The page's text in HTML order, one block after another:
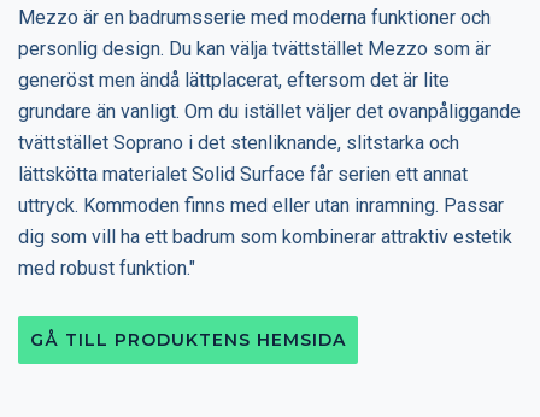
Mezzo är en badrumsserie med moderna funktioner och
personlig design. Du kan välja tvättstället Mezzo som är
generöst men ändå lättplacerat, eftersom det är lite
grundare än vanligt. Om du istället väljer det ovanpåliggande
tvättstället Soprano i det stenliknande, slitstarka och
lättskötta materialet Solid Surface får serien ett annat
uttryck. Kommoden finns med eller utan inramning. Passar
dig som vill ha ett badrum som kombinerar attraktiv estetik
med robust funktion."
GÅ TILL PRODUKTENS HEMSIDA